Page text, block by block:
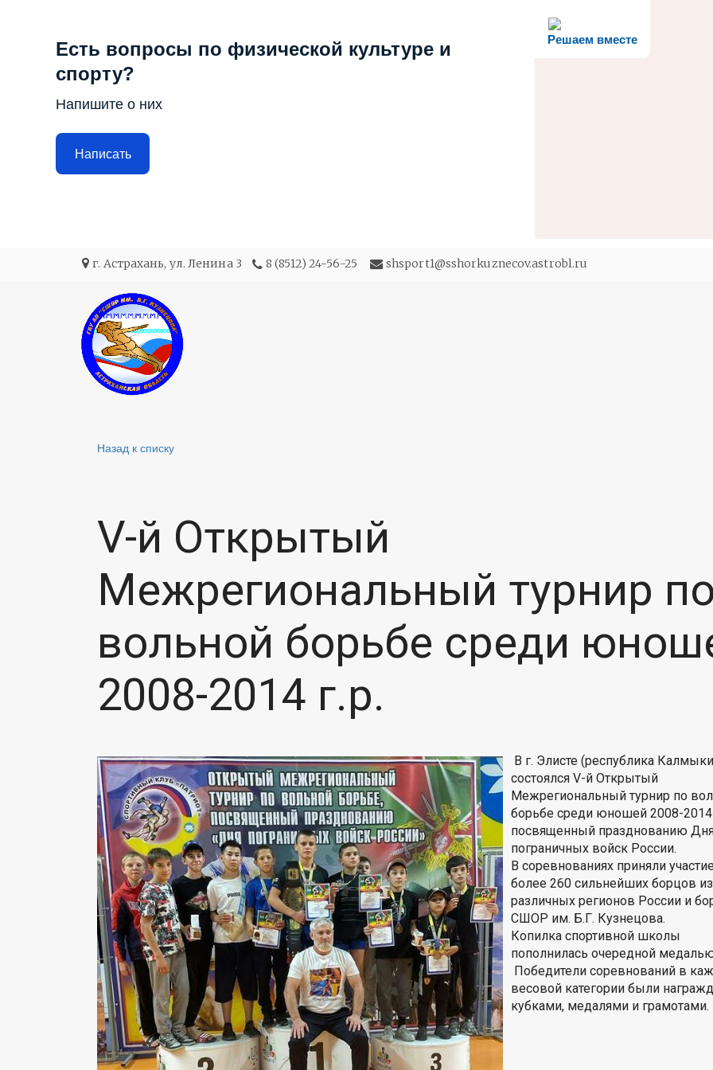
Решаем вместе
Есть вопросы по физической культуре и
спорту?
Напишите о них
Написать
г. Астрахань, ул. Ленина 3 8 (8512) 24-56-25 shsport1@sshorkuznecov.astrobl.ru
Назад к списку
V-й Открытый
Межрегиональный турнир
вольной борьбе среди
2008-2014 г.р.
В г. Элисте (республика
состоялся V-й Открытый
Межрегиональный турнир по
борьбе среди юношей 2008-2014
посвященный празднованию
пограничных войск России.
В соревнованиях приняли
более 260 сильнейших борцов из
различных регионов России и
СШОР им. Б.Г. Кузнецова.
Копилка спортивной школы
пополнилась очередной
Победители соревнований в
весовой категории были
кубками, медалями и грамотами.